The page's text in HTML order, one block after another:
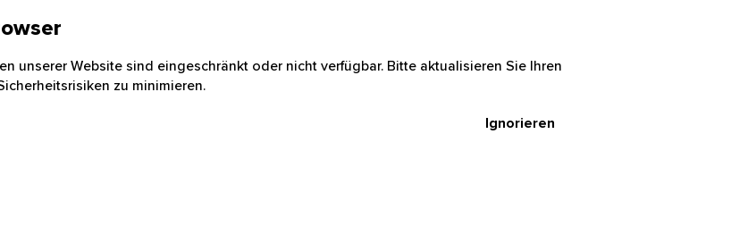
unserer Website sind eingeschränkt oder nicht verfügbar. Bitte aktualisieren Sie Ihren
zu minimieren.
Ignorieren